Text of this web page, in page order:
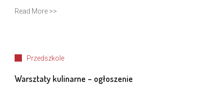
Read More >>
Przedszkole
Warsztaty kulinarne – ogłoszenie